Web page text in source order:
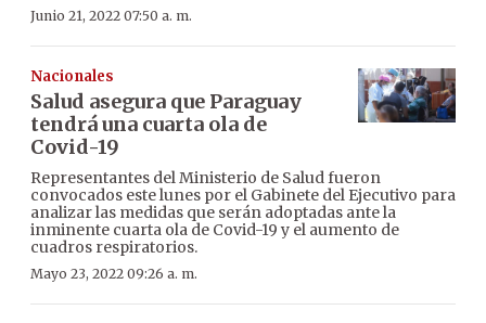
Junio 21, 2022 07:50 a. m.
Nacionales
Salud asegura que Paraguay
tendrá una cuarta ola de
Covid-19
Representantes del Ministerio de Salud fueron
convocados este lunes por el Gabinete del Ejecutivo para
analizar las medidas que serán adoptadas ante la
inminente cuarta ola de Covid-19 y el aumento de
cuadros respiratorios.
Mayo 23, 2022 09:26 a. m.